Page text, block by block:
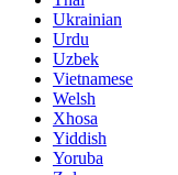
Ukrainian
Urdu
Uzbek
Vietnamese
Welsh
Xhosa
Yiddish
Yoruba